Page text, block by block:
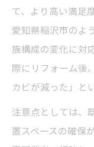
て、より高い満足
愛知県稲沢市のよ
族構成の変化に対
際にリフォーム後
カビが減った」と
注意点としては、
置スペースの確保